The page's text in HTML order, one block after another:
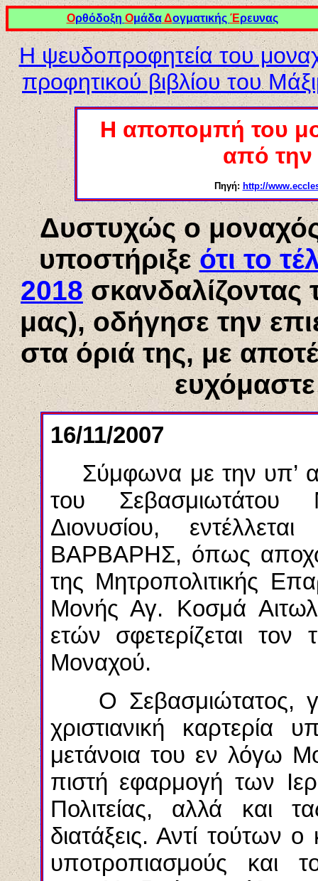
Ορθόδοξη ΟμάδαΔογματικής Έρευνας
Η ψευδοπροφητεία του
προφητικού βιβλίου του
Η αποπομπή του
από την
Πηγή: http://
Δυστυχώς ο
υποστήριξεότι το
2018σκανδαλίζοντας
μας), οδήγησε την
στα όριά της, με
16/11/2007
Σύμφωνα με την υπ’
του Σεβασμιωτάτου
Διονυσίου,
ΒΑΡΒΑΡΗΣ, όπως
της Μητροπολιτικής
Μονής Αγ. Κοσμά
ετών σφετερίζεται τον
Μοναχού.
Ο Σεβασμιώτατος,
χριστιανική καρτερία
μετάνοια του εν λόγω
πιστή εφαρμογή των
Πολιτείας, αλλά και
διατάξεις. Αντί τούτων
υποτροπιασμούς και